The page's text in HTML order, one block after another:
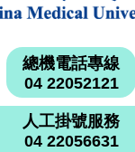
總機電話專線
04 22052121
人工掛號服務
04 22056631